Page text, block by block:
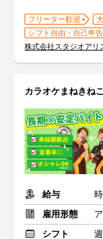
フリーター歓迎
シフト自由・自己申告
株式会社スタジオアリ
カラオケまねきね
給与
雇用形態
シフト